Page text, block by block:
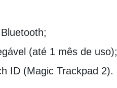
(até 1 mês de uso);
ID (Magic Trackpad 2).